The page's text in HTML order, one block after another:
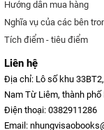
Hướng dẫn mua hàng
Nghĩa vụ của các bên
Tích điểm - tiêu điểm
Liên hệ
Địa chỉ: Lô số khu
Nam Từ Liêm, thành phố
Điện thoại: 0382911286
Email: